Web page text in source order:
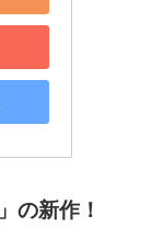
」の新作！